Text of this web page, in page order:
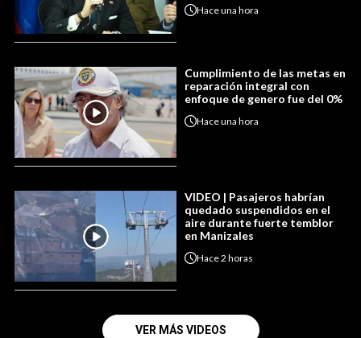
Haceuna hora
Cumplimiento de las metas en
reparación integral con
enfoque de genero fue del 0%
Haceuna hora
VIDEO | Pasajeros habrían
quedado suspendidos en el
aire durante fuerte temblor
en Manizales
Hace2 horas
VER MÁS VIDEOS